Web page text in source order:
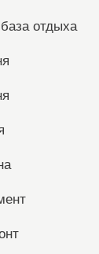
отдыха